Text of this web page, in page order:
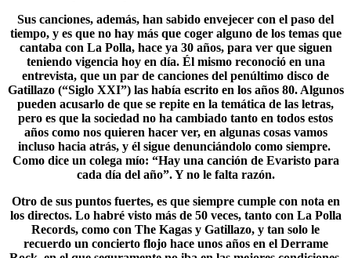
Sus canciones, además, han sabido envejecer con el paso del
tiempo, y es que no hay más que coger alguno de los temas que
cantaba con La Polla, hace ya 30 años, para ver que siguen
teniendo vigencia hoy en día. Él mismo reconoció en una
entrevista, que un par de canciones del penúltimo disco de
Gatillazo (“Siglo XXI”) las había escrito en los años 80. Algunos
pueden acusarlo de que se repite en la temática de las letras,
pero es que la sociedad no ha cambiado tanto en todos estos
años como nos quieren hacer ver, en algunas cosas vamos
incluso hacia atrás, y él sigue denunciándolo como siempre.
Como dice un colega mío: “Hay una canción de Evaristo para
cada día del año”. Y no le falta razón.
Otro de sus puntos fuertes, es que siempre cumple con nota en
los directos. Lo habré visto más de 50 veces, tanto con La Polla
Records, como con The Kagas y Gatillazo, y tan solo le
recuerdo un concierto flojo hace unos años en el Derrame